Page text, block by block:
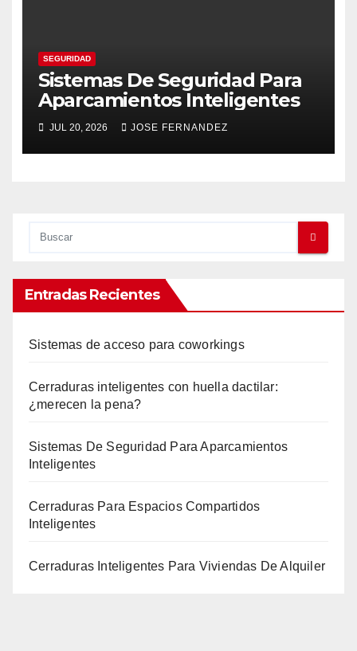
SEGURIDAD
Sistemas De Seguridad Para
Aparcamientos Inteligentes
JUL 20, 2026 JOSE FERNANDEZ
Entradas Recientes
Sistemas de acceso para coworkings
Cerraduras inteligentes con huella dactilar:
¿merecen la pena?
Sistemas De Seguridad Para Aparcamientos
Inteligentes
Cerraduras Para Espacios Compartidos
Inteligentes
Cerraduras Inteligentes Para Viviendas De Alquiler